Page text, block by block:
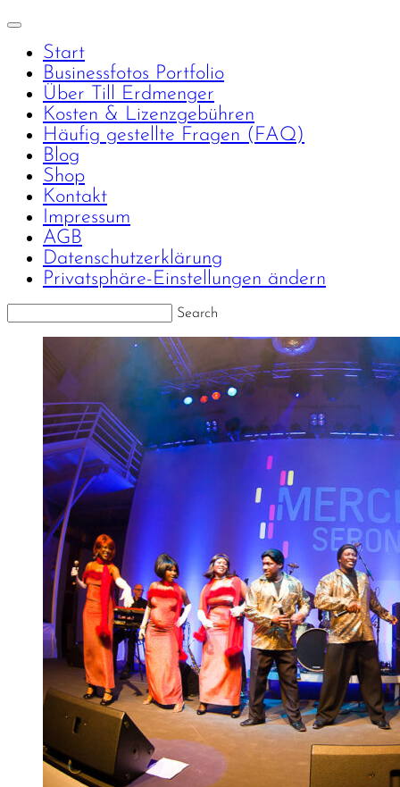
Start
Businessfotos Portfolio
Über Till Erdmenger
Kosten & Lizenzgebühren
Häufig gestellte Fragen (FAQ)
Blog
Shop
Kontakt
Impressum
AGB
Datenschutzerklärung
Privatsphäre-Einstellungen ändern
Search